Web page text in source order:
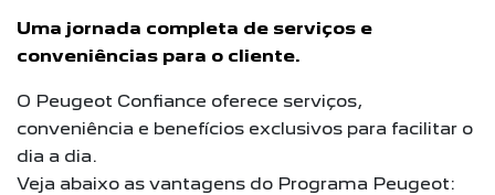
Uma jornada completa de serviços e
conveniências para o cliente.
O Peugeot Confiance oferece serviços,
conveniência e benefícios exclusivos para facilitar o
dia a dia.
Veja abaixo as vantagens do Programa Peugeot: